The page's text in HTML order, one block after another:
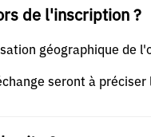
de l'inscription ?
géographique de
seront à